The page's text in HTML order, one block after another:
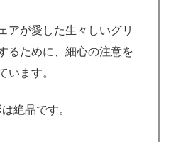
アが愛した生々しいグリ
るために、細心の注意を
います。
絶品です。